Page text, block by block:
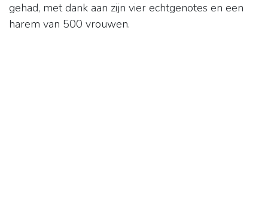
gehad, met dank aan zijn vier echtgenotes en een
harem van 500 vrouwen.